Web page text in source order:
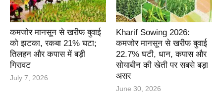
कमजोर मानसून से खरीफ बुवाई
को झटका, रकबा 21% घटा;
तिलहन और कपास में बड़ी
गिरावट
July 7, 2026
Kharif Sowing 2026:
कमजोर मानसून से खरीफ बुवाई
22.7% घटी, धान, कपास और
सोयाबीन की खेती पर सबसे बड़ा
असर
June 30, 2026